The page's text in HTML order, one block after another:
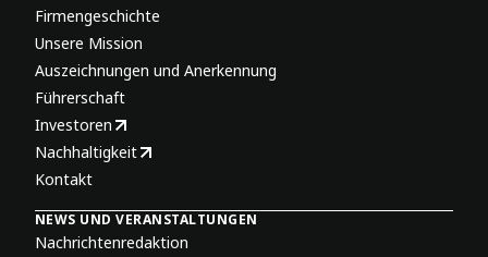
Firmengeschichte
Unsere Mission
Auszeichnungen und Anerkennung
Führerschaft
Investoren
Nachhaltigkeit
Kontakt
NEWS UND VERANSTALTUNGEN
Nachrichtenredaktion